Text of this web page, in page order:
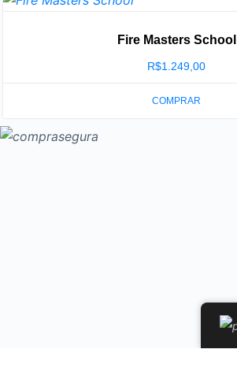
Fire Masters School
R$1.249,00
COMPRAR